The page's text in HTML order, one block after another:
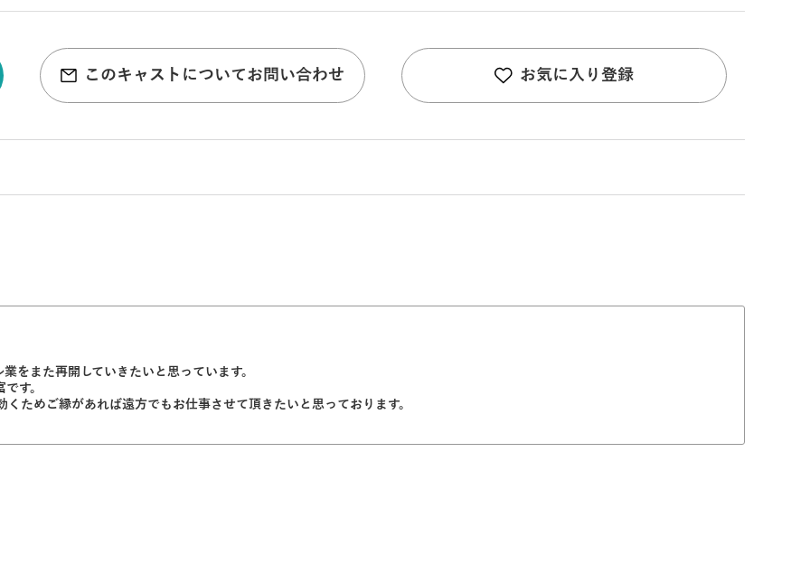
このキャストについてお問い合わせ お気に入り登録
をまた再開していきたいと思っています。
す。
ためご縁があれば遠方でもお仕事させて頂きたいと思っております。